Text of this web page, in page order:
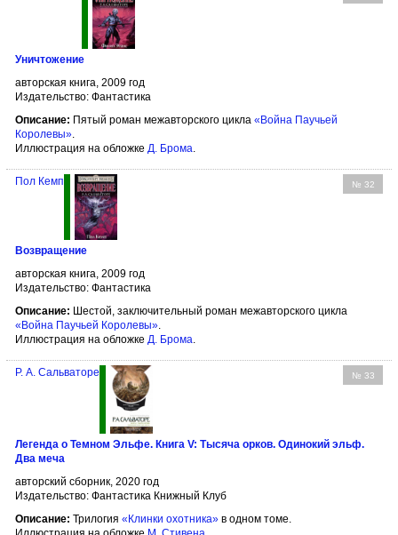
Уничтожение
авторская книга, 2009 год
Издательство: Фантастика
Описание: Пятый роман межавторского цикла «Война Паучьей
Королевы».
Иллюстрация на обложке Д. Брома.
№ 32
Пол Кемп
Возвращение
авторская книга, 2009 год
Издательство: Фантастика
Описание: Шестой, заключительный роман межавторского цикла
«Война Паучьей Королевы»
Иллюстрация на обложке Д. Брома
№ 33
Р. А. Сальваторе
Легенда о Темном Эльфе. Книга V: Тысяча орков. Одинокий эльф.
Два меча
авторский сборник, 2020 год
Издательство: Фантастика Книжный Клуб
Описание: Трилогия «Клинки охотника» в одном томе.